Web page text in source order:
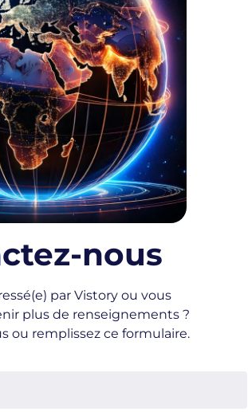
nous
par Vistory ou vous
plus de renseignements ?
ou remplissez ce formulaire.